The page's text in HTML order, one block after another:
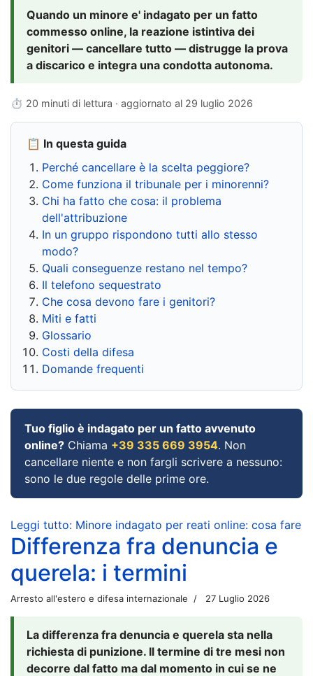
Quando un minore e' indagato per un fatto
commesso online, la reazione istintiva dei
genitori — cancellare tutto — distrugge la prova
a discarico e integra una condotta autonoma.
⏱ 20 minuti di lettura · aggiornato al 29 luglio 2026
📋 In questa guida
Perché cancellare è la scelta peggiore?
Come funziona il tribunale per i minorenni?
Chi ha fatto che cosa: il problema
dell'attribuzione
In un gruppo rispondono tutti allo stesso
modo?
Quali conseguenze restano nel tempo?
Il telefono sequestrato
Che cosa devono fare i genitori?
Miti e fatti
Glossario
Costi della difesa
Domande frequenti
Tuo figlio è indagato per un fatto avvenuto
online? Chiama +39 335 669 3954. Non
cancellare niente e non fargli scrivere a nessuno:
sono le due regole delle prime ore.
Leggi tutto: Minore indagato per reati online: cosa fare
Differenza fra denuncia e
querela: i termini
Arresto all'estero e difesa internazionale 27 Luglio 2026
La differenza fra denuncia e querela sta nella
richiesta di punizione. Il termine di tre mesi non
decorre dal fatto ma dal momento in cui se ne